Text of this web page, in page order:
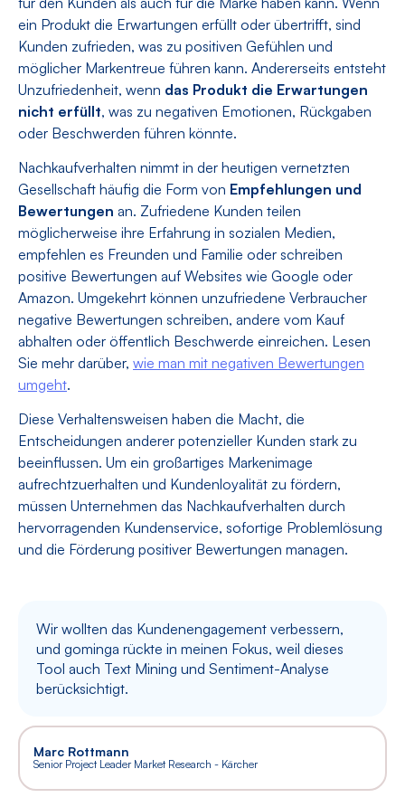
ein Produkt die Erwartungen erfüllt oder übertrifft, sind
Kunden zufrieden, was zu positiven Gefühlen und
möglicher Markentreue führen kann. Andererseits entsteht
Unzufriedenheit, wenn das Produkt die Erwartungen
nicht erfüllt, was zu negativen Emotionen, Rückgaben
oder Beschwerden führen könnte.
Nachkaufverhalten nimmt in der heutigen vernetzten
Gesellschaft häufig die Form von Empfehlungen und
Bewertungen an. Zufriedene Kunden teilen
möglicherweise ihre Erfahrung in sozialen Medien,
empfehlen es Freunden und Familie oder schreiben
positive Bewertungen auf Websites wie Google oder
Amazon. Umgekehrt können unzufriedene Verbraucher
negative Bewertungen schreiben, andere vom Kauf
abhalten oder öffentlich Beschwerde einreichen. Lesen
Sie mehr darüber, wie man mit negativen Bewertungen
umgeht.
Diese Verhaltensweisen haben die Macht, die
Entscheidungen anderer potenzieller Kunden stark zu
beeinflussen. Um ein großartiges Markenimage
aufrechtzuerhalten und Kundenloyalität zu fördern,
müssen Unternehmen das Nachkaufverhalten durch
hervorragenden Kundenservice, sofortige Problemlösung
und die Förderung positiver Bewertungen managen.
Wir wollten das Kundenengagement verbessern,
und gominga rückte in meinen Fokus, weil dieses
Tool auch Text Mining und Sentiment-Analyse
berücksichtigt.
Marc Rottmann
Senior Project Leader Market Research - Kärcher